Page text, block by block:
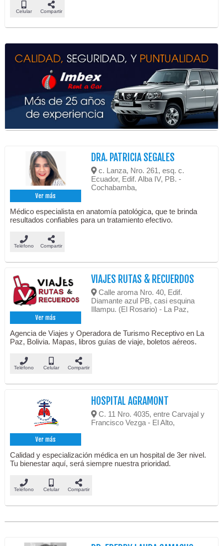
Celular Compartir
Ver más
DRA. PATRICIA SEGALES
c. Lanza, Nro. 261, esq. c.
Ecuador, Edif. Alba IV, PB. -
Cochabamba,
Médico especialista en anatomía patológica, que te brinda
resultados confiables para un tratamiento efectivo.
Teléfono Compartir
Ver más
VIAJES RUTAS & RECUERDOS
Calle aroma Nro. 40, Edif.
Diamante azul PB, casi esquina
Illampu. (El Rosario) - La Paz,
Agencia de Viajes y Operadora de Turismo Receptivo en La
Paz, Bolivia. Mapas, libros guías de viaje, boletos aéreos.
Teléfono Celular Compartir
Ver más
HOSPITAL AGRAMONT
C. 11 Nro. 4035, entre Carvajal y
Francisco Vezga - El Alto,
Calidad y especialización médica en un hospital de 3er nivel.
Tu bienestar aquí, será siempre nuestra prioridad.
Teléfono Celular Compartir